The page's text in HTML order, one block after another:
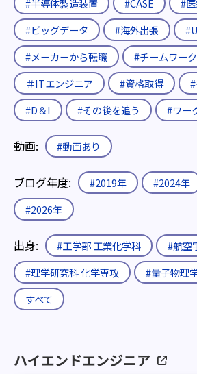
#ビッグデータ
#海外出張
#メーカーから転職
#チームワーク
＃ITエンジニア
#資格取得
#D＆I
#その後を追う #ワー
動画: #動画あり
ブログ年度: #2019年 #2024年
#2026年
出身: #工学部 工業化学科
#航空
#理学研究科 化学専攻
#量子物理
すべて
ハイエンドエンジニア